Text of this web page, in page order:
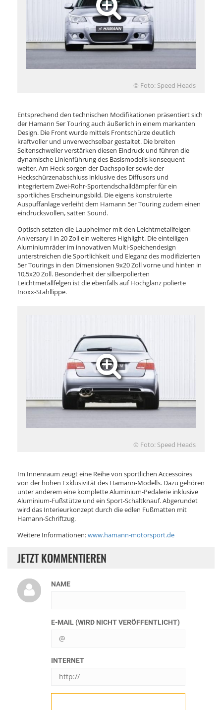
© Foto: Speed Heads
Entsprechend den technischen Modifikationen präsentiert sich
der Hamann 5er Touring auch äußerlich in einem markanten
Design. Die Front wurde mittels Frontschürze deutlich
kraftvoller und unverwechselbar gestaltet. Die breiten
Seitenschweller verstärken diesen Eindruck und führen die
dynamische Linienführung des Basismodells konsequent
weiter. Am Heck sorgen der Dachspoiler sowie der
Heckschürzenabschluss inklusive des Diffusors und
integriertem Zwei-Rohr-Sportendschalldämpfer für ein
sportliches Erscheinungsbild. Die eigens konstruierte
Auspuffanlage verleiht dem Hamann 5er Touring zudem einen
eindrucksvollen, satten Sound.
Optisch setzten die Laupheimer mit den Leichtmetallfelgen
Aniversary I in 20 Zoll ein weiteres Highlight. Die einteiligen
Aluminiumräder im innovativen Multi-Speichendesign
unterstreichen die Sportlichkeit und Eleganz des modifizierten
5er Tourings in den Dimensionen 9x20 Zoll vorne und hinten in
10,5x20 Zoll. Besonderheit der silberpolierten
Leichtmetallfelgen ist die ebenfalls auf Hochglanz polierte
Inoxx-Stahllippe.
© Foto: Speed Heads
Im Innenraum zeugt eine Reihe von sportlichen Accessoires
von der hohen Exklusivität des Hamann-Modells. Dazu gehören
unter anderem eine komplette Aluminium-Pedalerie inklusive
Aluminium-Fußstütze und ein Sport-Schaltknauf. Abgerundet
wird das Interieurkonzept durch die edlen Fußmatten mit
Hamann-Schriftzug.
Weitere Informationen:www.hamann-motorsport.de
JETZT KOMMENTIEREN
NAME
E-MAIL (WIRD NICHT VERÖFFENTLICHT)
INTERNET